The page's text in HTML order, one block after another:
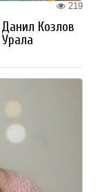
219
Козлов